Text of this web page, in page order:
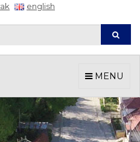
english
MENU